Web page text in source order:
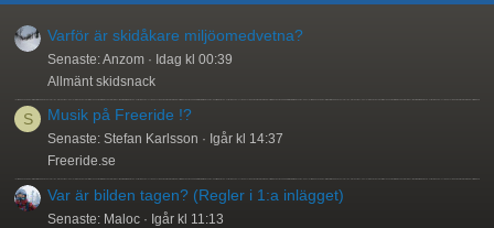
Varför är skidåkare miljöomedvetna?
Senaste: Anzom
Idag kl 00:39
Allmänt skidsnack
S Musik på Freeride !?
Senaste: Stefan Karlsson
Igår kl 14:37
Freeride.se
Var är bilden tagen? (Regler i 1:a inlägget)
Senaste: Maloc
Igår kl 11:13